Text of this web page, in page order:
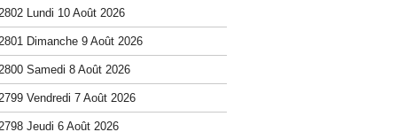
Lundi 10 Août 2026
Dimanche 9 Août 2026
Samedi 8 Août 2026
Vendredi 7 Août 2026
Jeudi 6 Août 2026